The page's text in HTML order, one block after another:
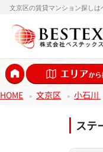
文京区の賃貸マンション探しは
HOME 文京区 小石川
ステ